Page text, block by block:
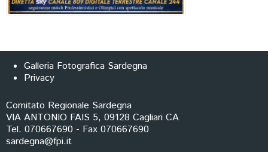
Galleria Fotografica Sardegna
Privacy
Comitato Regionale Sardegna
VIA ANTONIO FAIS 5, 09128 Cagliari CA
Tel. 070667690 - Fax 070667690
sardegna@fpi.it